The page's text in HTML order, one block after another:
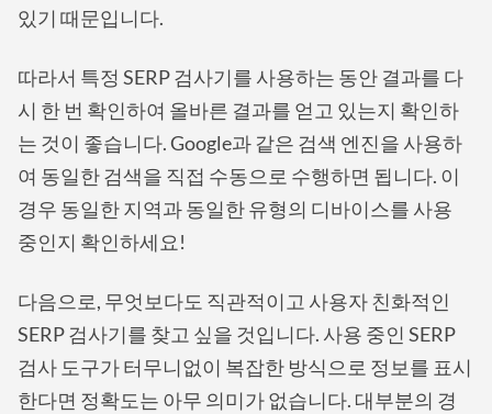
있기 때문입니다.
따라서 특정 SERP 검사기를 사용하는 동안 결과를 다
시 한 번 확인하여 올바른 결과를 얻고 있는지 확인하
는 것이 좋습니다. Google과 같은 검색 엔진을 사용하
여 동일한 검색을 직접 수동으로 수행하면 됩니다. 이
경우 동일한 지역과 동일한 유형의 디바이스를 사용
중인지 확인하세요!
다음으로, 무엇보다도 직관적이고 사용자 친화적인
SERP 검사기를 찾고 싶을 것입니다. 사용 중인 SERP
검사 도구가 터무니없이 복잡한 방식으로 정보를 표시
한다면 정확도는 아무 의미가 없습니다. 대부분의 경